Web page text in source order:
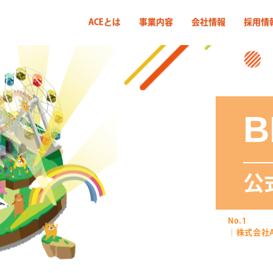
ACEとは 事業内容 会社情報 採用情
公
No.1
｜株式会